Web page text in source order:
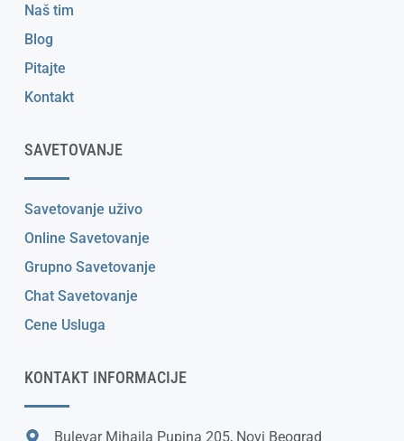
Naš tim
Blog
Pitajte
Kontakt
SAVETOVANJE
Savetovanje uživo
Online Savetovanje
Grupno Savetovanje
Chat Savetovanje
Cene Usluga
KONTAKT INFORMACIJE
Bulevar Mihajla Pupina 205, Novi Beograd